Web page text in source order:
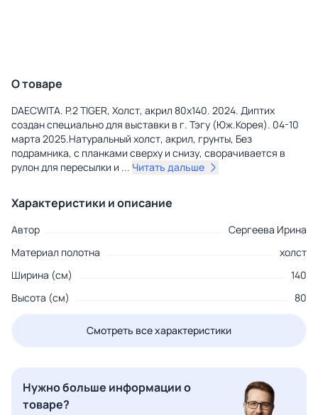
О товаре
DAECWITA. P.2 TIGER, Холст, акрил 80x140. 2024. Диптих
создан специально для выставки в г. Тэгу (Юж.Корея). 04-10
марта 2025.Натуральный холст, акрил, грунты, Без
подрамника, с планками сверху и снизу, сворачивается в
рулон для пересылки и ... Читать дальше
Характеристики и описание
Автор
Сергеева Ирина
Материал полотна
холст
Ширина (см)
140
Высота (см)
80
Смотреть все характеристики
Нужно больше информации о
товаре?